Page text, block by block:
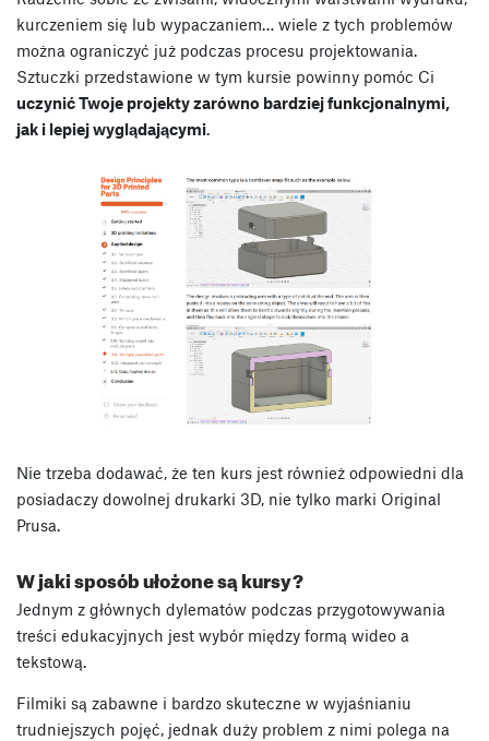
kurczeniem się lub wypaczaniem… wiele z tych problemów
można ograniczyć już podczas procesu projektowania.
Sztuczki przedstawione w tym kursie powinny pomóc Ci
uczynić Twoje projekty zarówno bardziej funkcjonalnymi,
jak i lepiej wyglądającymi.
Nie trzeba dodawać, że ten kurs jest również odpowiedni dla
posiadaczy dowolnej drukarki 3D, nie tylko marki Original
Prusa.
W jaki sposób ułożone są kursy?
Jednym z głównych dylematów podczas przygotowywania
treści edukacyjnych jest wybór między formą wideo a
tekstową.
Filmiki są zabawne i bardzo skuteczne w wyjaśnianiu
trudniejszych pojęć, jednak duży problem z nimi polega na